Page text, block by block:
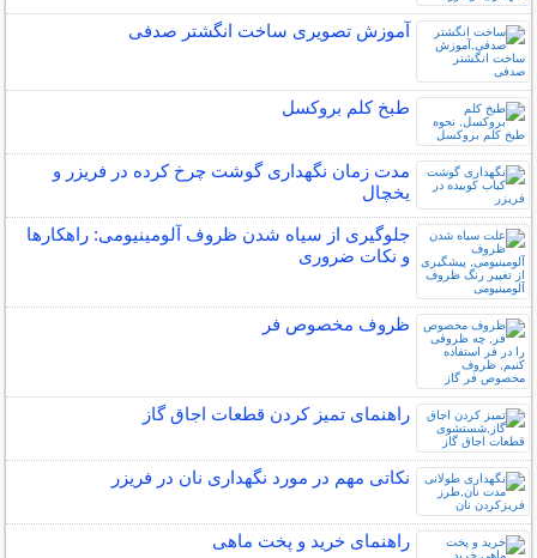
آموزش تصویری ساخت انگشتر صدفی
طبخ کلم بروکسل
مدت زمان نگهداری گوشت چرخ کرده در فریزر و
یخچال
جلوگیری از سیاه شدن ظروف آلومینیومی: راهکارها
و نکات ضروری
ظروف مخصوص فر
راهنمای تمیز کردن قطعات اجاق گاز
نکاتی مهم در مورد نگهداری نان در فریزر
راهنمای خرید و پخت ماهی